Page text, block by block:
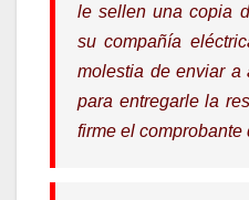
le sellen una copia
su compañía
molestia de enviar
para entregarle la
firme el